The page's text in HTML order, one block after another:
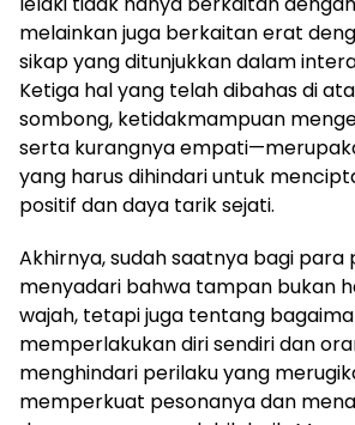
melainkan juga berkaitan erat
sikap yang ditunjukkan dalam
Ketiga hal yang telah dibahas di
sombong, ketidakmampuan
serta kurangnya
yang harus dihindari untuk
positif dan daya tarik sejati.
Akhirnya, sudah saatnya bagi para
menyadari bahwa tampan bukan
wajah, tetapi juga tentang
memperlakukan diri sendiri dan
menghindari perilaku yang
memperkuat pesonanya dan